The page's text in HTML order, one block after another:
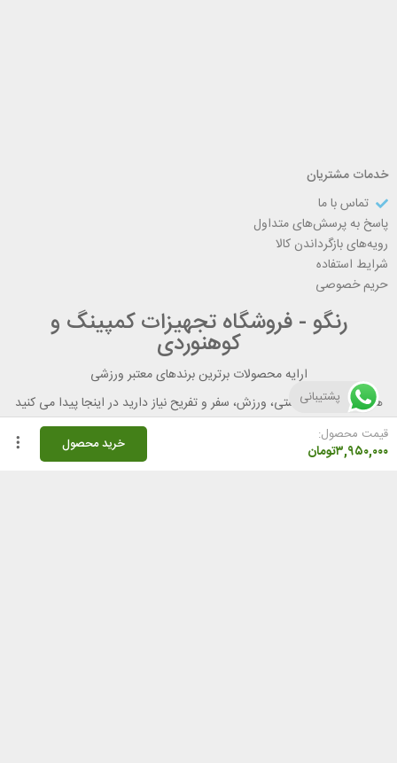
قیمت محصول:
تومان۳,۹۵۰,۰۰۰ خرید محصول
خدمات مشتریان
تماس با ما
پاسخ به پرسش‌های متداول
رویه‌های بازگرداندن کالا
شرایط استفاده
حریم خصوصی
رنگو - فروشگاه تجهیزات کمپینگ و
کوهنوردی
ارایه محصولات برترین برندهای معتبر ورزشی
هر آنچه برای تندرستی، ورزش، سفر و تفریح نیاز دارید در اینجا پیدا می کنید
پشتیبانی